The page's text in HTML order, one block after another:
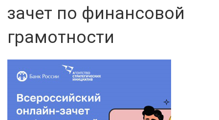
зачет по финансовой
грамотности